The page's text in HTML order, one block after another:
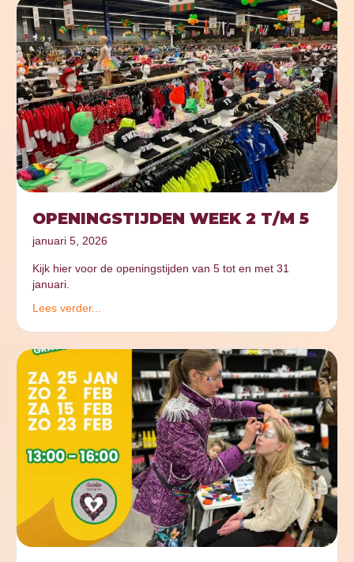
OPENINGSTIJDEN WEEK 2 T/M 5
januari 5, 2026
Kijk hier voor de openingstijden van 5 tot en met 31
januari.
Lees verder...